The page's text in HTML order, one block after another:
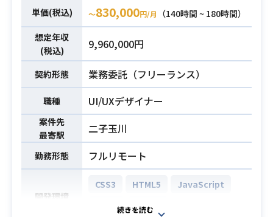
業務内容
金プランの提供、各種手数料の無料
化などを通じて、日本でモバイルサ
ービスをご利用される方へ、
ンを提供し、安心・快適にサービス
を利用できる環境を追求できるよう
に、サービスを訴求する文章の作成
や紙面の企画構成を対応いただきま
す。
＜主な業務＞
・新規サービスなどの企画を理解
作成や紙面の企画構成
・各部署のディレクター、デザイナ
単価(税込) 〜830,000円/月
（140時間 ~ 180時間）
想定年収
(税込)
9,960,000円
契約形態 業務委託（フリーランス）
職種 UI/UXデザイナー
案件先
最寄駅
二子玉川
勤務形態 フルリモート
開発環境
CSS3 HTML5
JavaScript
Slack
Figma